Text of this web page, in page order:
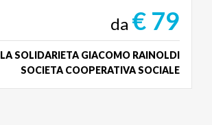
da € 79
LA SOLIDARIETA GIACOMO RAINOLDI
SOCIETA COOPERATIVA SOCIALE